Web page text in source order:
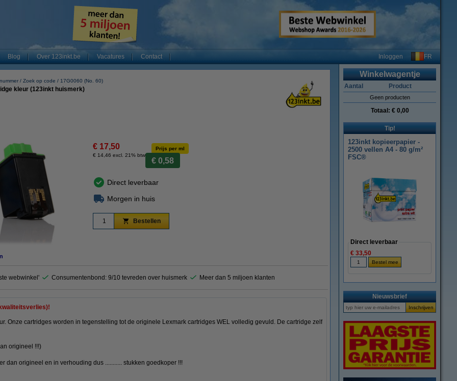
Blog Over 123inkt.be Vacatures Contact Inloggen FR
Zoek op code 17G0060 (No. 60)
kleur (123inkt huismerk)
€ 17,50
€ 14,46 excl. 21% btw
Prijs per ml
€ 0,58
Direct leverbaar
Morgen in huis
Bestellen
webwinkel' Consumentenbond: 9/10 tevreden over huismerk Meer dan 5 miljoen klanten
Onze cartridges worden in tegenstelling tot de originele Lexmark cartridges WEL volledig gevuld. De cartridge zelf
origineel !!!)
dan origineel en in verhouding dus ........... stukken goedkoper !!!
Winkelwagentje
Aantal Product
Geen producten
Totaal: € 0,00
Tip!
123inkt kopieerpapier -
2500 vellen A4 - 80 g/m²
FSC®
Direct leverbaar
€ 33,50
Nieuwsbrief